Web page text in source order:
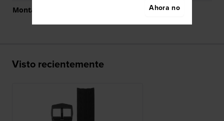
Montaje Recto
Visto recientemente
Ahora no